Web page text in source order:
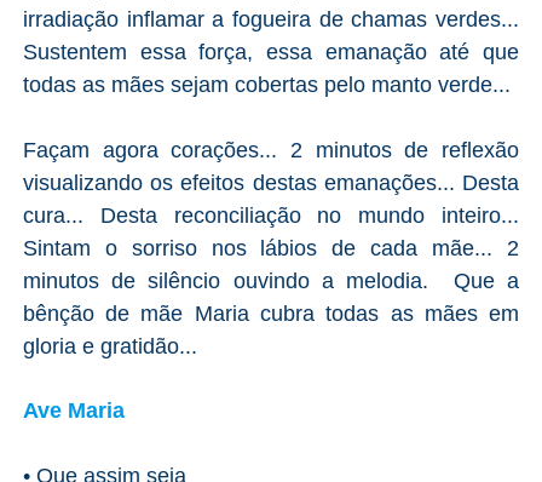
irradiação inflamar a fogueira de chamas verdes...
Sustentem essa força, essa emanação até que
todas as mães sejam cobertas pelo manto verde...
Façam agora corações... 2 minutos de reflexão
visualizando os efeitos destas emanações... Desta
cura... Desta reconciliação no mundo inteiro...
Sintam o sorriso nos lábios de cada mãe... 2
minutos de silêncio ouvindo a melodia. Que a
bênção de mãe Maria cubra todas as mães em
gloria e gratidão...
Ave Maria
• Que assim seja